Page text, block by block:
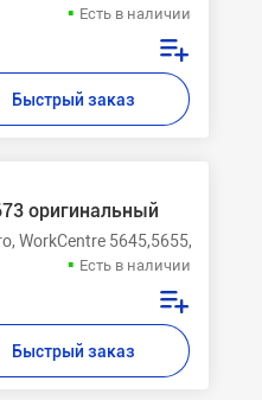
Есть в наличии
Быстрый заказ
оригинальный
WorkCentre
Есть в наличии
Быстрый заказ